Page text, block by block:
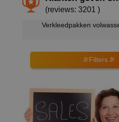
(reviews: 3201 )
Verkleedpakken
Filters